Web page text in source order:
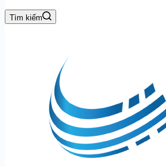
Tìm kiếm